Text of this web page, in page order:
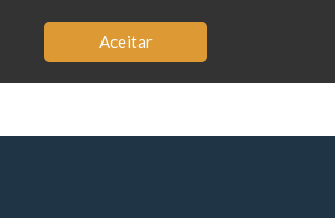
Aceitar
BIOGRAFIA